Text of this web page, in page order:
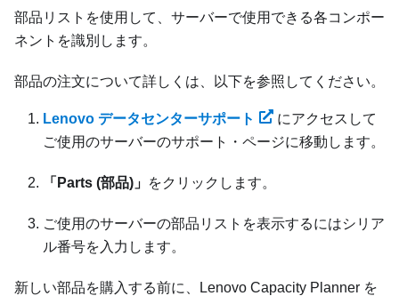
部品リストを使用して、サーバーで使用できる各コンポー
ネントを識別します。
部品の注文について詳しくは、以下を参照してください。
Lenovo データセンターサポート
にアクセスして
ご使用のサーバーのサポート・ページに移動します。
「Parts (部品)」 をクリックします。
ご使用のサーバーの部品リストを表示するにはシリア
ル番号を入力します。
新しい部品を購入する前に、 Lenovo Capacity Planner を